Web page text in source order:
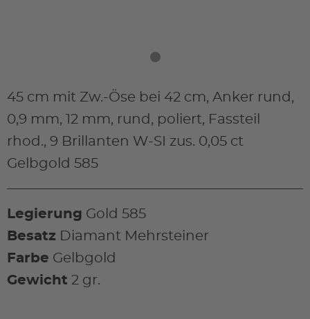
45 cm mit Zw.-Öse bei 42 cm, Anker rund,
0,9 mm, 12 mm, rund, poliert, Fassteil
rhod., 9 Brillanten W-SI zus. 0,05 ct
Gelbgold 585
Legierung Gold 585
Besatz Diamant Mehrsteiner
Farbe Gelbgold
Gewicht 2 gr.